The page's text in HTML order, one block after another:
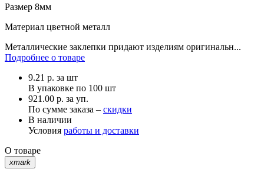
Размер 8мм
Материал цветной металл
Металлические заклепки придают изделиям оригинальн...
Подробнее о товаре
9.21 р. за шт
В упаковке по 100 шт
921.00 р. за уп.
По сумме заказа – скидки
В наличии
Условия работы и доставки
О товаре
xmark